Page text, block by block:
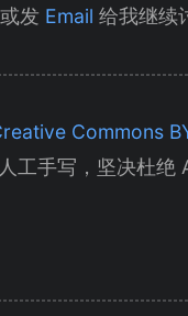
发 Email 给我继续
Commons
工手写，坚决杜绝